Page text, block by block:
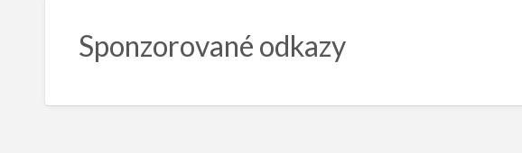
Sponzorované odkazy